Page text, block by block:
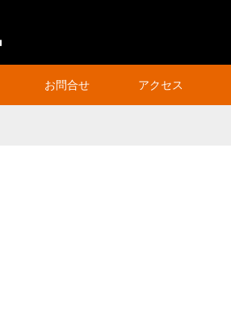
お問合せ アクセス